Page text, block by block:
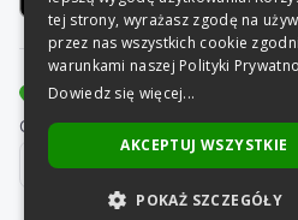
Copyright © Grupa Nais 2025.
tej strony, wyrażasz zgodę na
przez nas wszystkich cookie
warunkami naszej Polityki
Dowiedz się więcej...
AKCEPTUJ WSZYSTKIE
POKAŻ SZCZEGÓŁY